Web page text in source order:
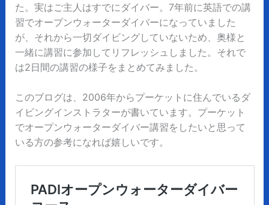
た。実はご主人はすでにダイバー。7年前に英語での講
習でオープンウォーターダイバーになっていました
が、それから一切ダイビングしていないため、奥様と
一緒に講習に参加してリフレッシュしました。それで
は2日間の講習の様子をまとめてみました。
このブログは、2006年からプーケットに住んでいるダ
イビングインストラターが書いています。プーケット
でオープンウォーターダイバー講習をしたいと思って
いる方の参考になれば嬉しいです。